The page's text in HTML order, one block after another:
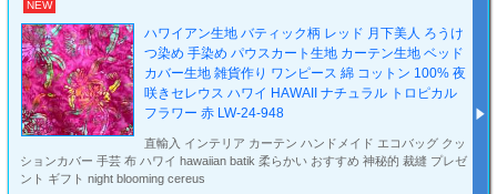
NEW
ハワイアン生地 バティック柄 レッド 月下美人 ろうけ
つ染め 手染め パウスカート生地 カーテン生地 ベッド
カバー生地 雑貨作り ワンピース 綿 コットン 100% 夜
咲きセレウス ハワイ HAWAII ナチュラル トロピカル
フラワー 赤 LW-24-948
直輸入 インテリア カーテン ハンドメイド エコバッグ クッ
ションカバー 手芸 布 ハワイ hawaiian batik 柔らかい おすすめ 神秘的 裁縫 プレゼ
ント ギフト night blooming cereus